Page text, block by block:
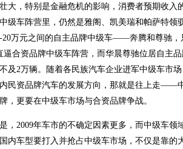
大，特别是金融危机的影响，消费者预期收入
级车阵营里，仍然是雅阁、凯美瑞和帕萨特领
20万元之间的自主品牌中级车——奔腾和尊驰，
逼合资品牌中级车阵营，而华晨尊驰位居自主
及2万辆。随着各民族汽车企业进军中级车市
民资品牌汽车的发展方向，那就是往上走——
，更要在中级车市场与合资品牌争战。
2009年车市的不确定因素更多，而中级车领
内车型要打入并抢占中级车市场，不仅是靠的